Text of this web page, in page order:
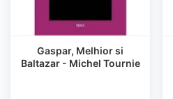
Gaspar, Melhior si
Baltazar - Michel Tournie